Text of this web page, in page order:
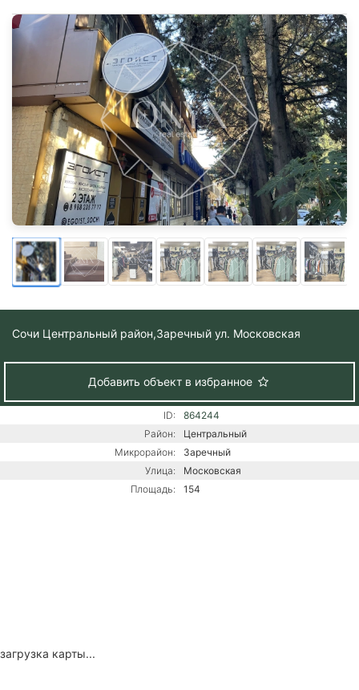
Сочи Центральный район,Заречный ул. Московская
Добавить объект в избранное
ID:
864244
Район:
Центральный
Микрорайон:
Заречный
Улица:
Московская
Площадь:
154
загрузка карты...